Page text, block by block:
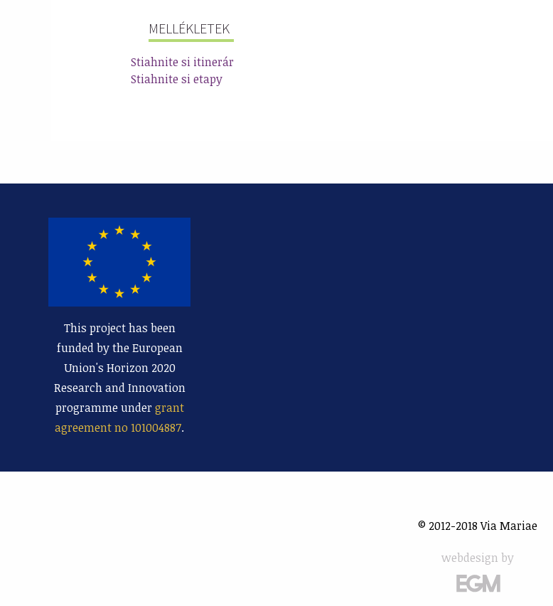
MELLÉKLETEK
Stiahnite si itinerár
Stiahnite si etapy
This project has been
funded by the European
Union's Horizon 2020
Research and Innovation
programme undergrant
agreement no 101004887.
© 2012-2018 Via Mariae
webdesign by